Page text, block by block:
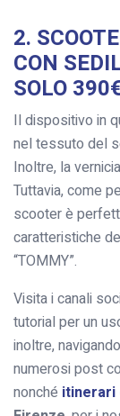
2.
CON
SOLO
Il dispositivo in
nel tessuto del
Inoltre, la
Tuttavia, come
scooter è
caratteristiche
“TOMMY”.
Visita i canali
tutorial per un
inoltre,
numerosi post
nonché itinerari